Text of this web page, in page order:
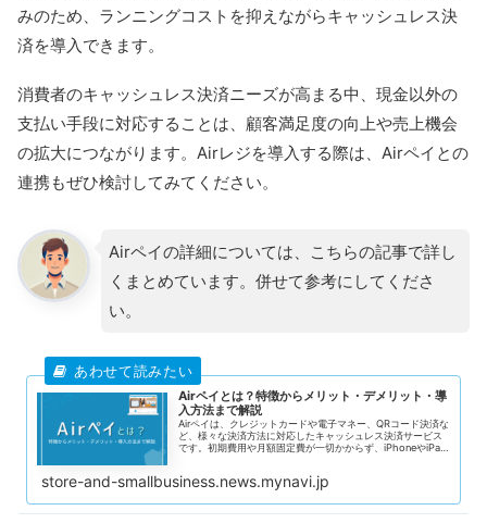
みのため、ランニングコストを抑えながらキャッシュレス決
済を導入できます。
消費者のキャッシュレス決済ニーズが高まる中、現金以外の
支払い手段に対応することは、顧客満足度の向上や売上機会
の拡大につながります。Airレジを導入する際は、Airペイとの
連携もぜひ検討してみてください。
Airペイの詳細については、こちらの記事で詳し
くまとめています。併せて参考にしてくださ
い。
Airペイとは？特徴からメリット・デメリット・導
入方法まで解説
Airペイは、クレジットカードや電子マネー、QRコード決済な
ど、様々な決済方法に対応したキャッシュレス決済サービス
です。初期費用や月額固定費が一切かからず、iPhoneやiPad
つ顧客満足度を向上させることは重要な課題です。Airペイ
ャッシュフローの改善をサポートします。 この記事では、Air
store-and-smallbusiness.news.mynavi.jp